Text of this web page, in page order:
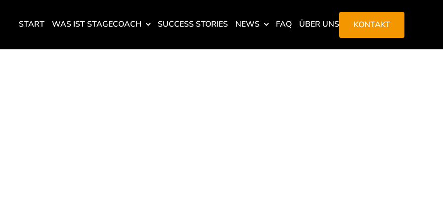
START WAS IST STAGECOACH SUCCESS STORIES NEWS FAQ ÜBER UNS KONTAKT